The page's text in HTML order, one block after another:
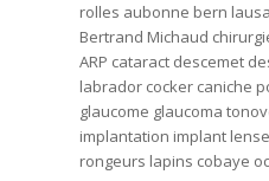
rolles aubonne bern
Bertrand Michaud
ARP cataract descemet
labrador cocker caniche
glaucome glaucoma
implantation implant
rongeurs lapins cobaye